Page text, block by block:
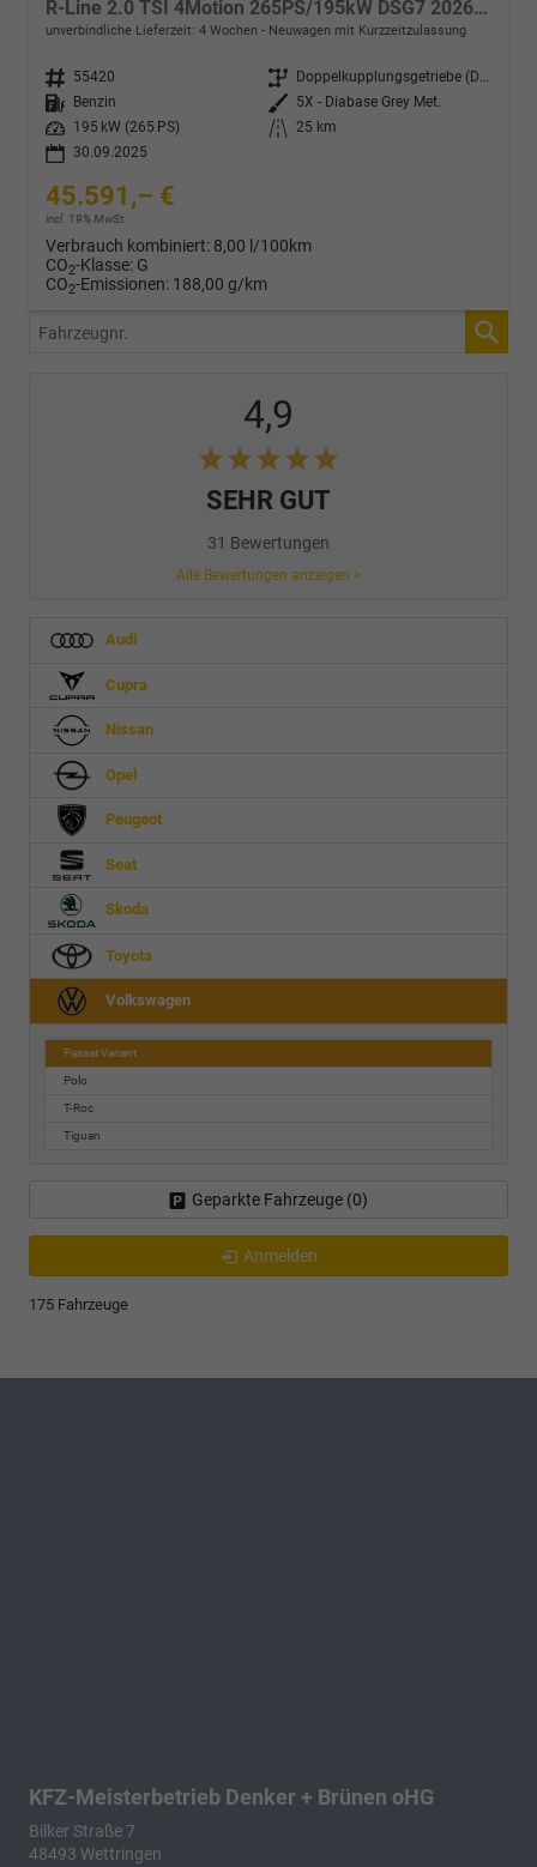
R-Line 2.0 TSI 4Motion 265PS/195kW DSG7 2026 +HUD +TRAVEL +15" NAVI +ACC +360° +PANO +AHK +MATRIX +EL. HECKKLAPPE +KEYLESS +3Z-KLIMA +SHZ +LENKRADHZ +MASSAGE +DIG. COCKPIT
unverbindliche Lieferzeit: 4 Wochen Neuwagen mit Kurzzeitzulassung
Fahrzeugnr. 55420 Getriebe
Doppelkupplungsgetriebe (DSG)
Kraftstoff
Benzin Außenfarbe
5X - Diabase Grey Met.
Leistung
195 kW (265 PS) Kilometerstand
25 km
30.09.2025
45.591,– €
incl. 19% MwSt.
Verbrauch kombiniert: 8,00 l/100km
CO2-Klasse: G
CO2-Emissionen: 188,00 g/km
Fahrzeugnr.
4,9
SEHR GUT
31 Bewertungen
Alle Bewertungen anzeigen >
Audi
Cupra
Nissan
Opel
Peugeot
Seat
Skoda
Toyota
Volkswagen
Passat Variant
Polo
T-Roc
Tiguan
Geparkte Fahrzeuge (0)
Anmelden
175 Fahrzeuge
KFZ-Meisterbetrieb Denker + Brünen oHG
Bilker Straße 7
48493 Wettringen